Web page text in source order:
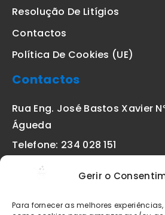
Gerir o
Para fornecer as melhores
Resolução De Litígios
Contactos
Política De Cookies (UE)
Contactos
Rua Eng. José Bastos Xavier
Águeda
Telefone: 234 028 151
geral@etiquetas-